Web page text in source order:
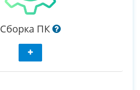
Сборка ПК